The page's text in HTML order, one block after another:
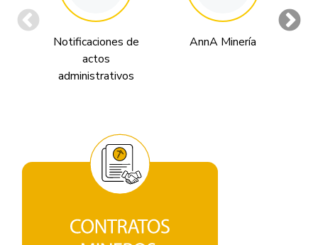
Notificaciones de
actos
administrativos
AnnA Minería